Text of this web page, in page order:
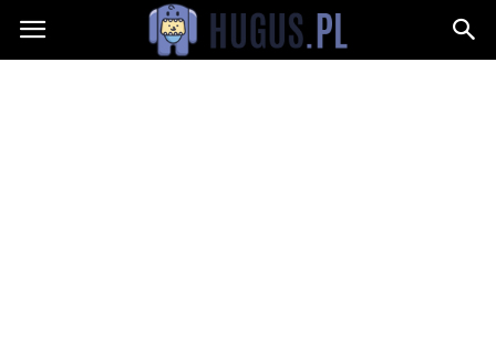
Hugus.pl